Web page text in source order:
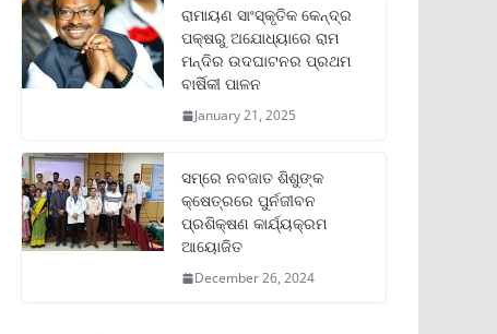
ରାମାୟଣ ସାଂସ୍କୃତିକ କେନ୍ଦ୍ର
ପକ୍ଷରୁ ଅଯୋଧ୍ୟାରେ ରାମ
ମନ୍ଦିର ଉଦଘାଟନର ପ୍ରଥମ
ବାର୍ଷିକୀ ପାଳନ
January 21, 2025
ସମ୍‌ରେ ନବଜାତ ଶିଶୁଙ୍କ
କ୍ଷେତ୍ରରେ ପୁର୍ନଜୀବନ
ପ୍ରଶିକ୍ଷଣ କାର୍ଯ୍ୟକ୍ରମ
ଆୟୋଜିତ
December 26, 2024